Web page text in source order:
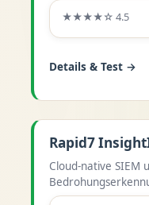
★★★★☆ 4.5
Details & Test →
Rapid7
Cloud-native SIEM